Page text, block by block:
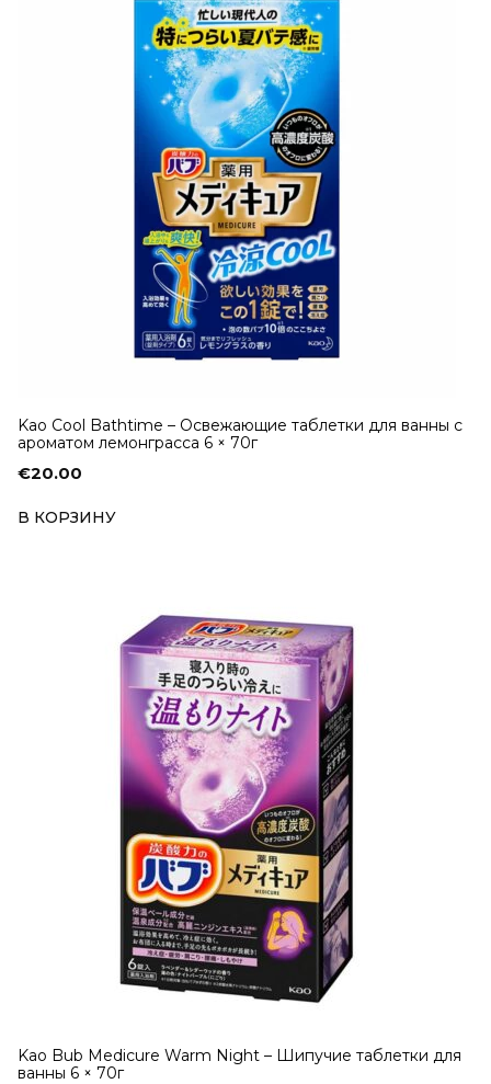
Kao Cool Bathtime – Освежающие таблетки для ванны с
ароматом лемонграсса 6 × 70г
€20.00
В КОРЗИНУ
Kao Bub Medicure Warm Night – Шипучие таблетки для
ванны 6 × 70г